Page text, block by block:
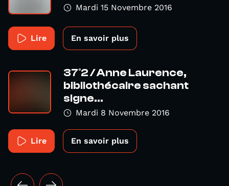
Mardi 15 Novembre 2016
Lire En savoir plus
37°2 / Anne Laurence,
bibliothécaire sachant
signe...
Mardi 8 Novembre 2016
Lire En savoir plus